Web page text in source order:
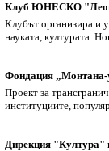
Клуб ЮНЕСКО
Клубът организира и
науката, културата.
Фондация „Монтана-
Проект за
институциите,
Дирекция "Култура"